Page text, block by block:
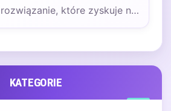
rozwiązanie, które zyskuje na
popularności w Polsce oraz w
KATEGORIE